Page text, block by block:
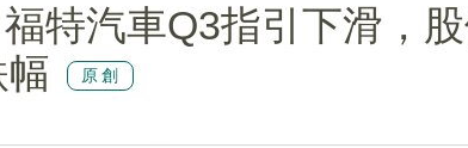
特汽車Q3指引下滑，
原創